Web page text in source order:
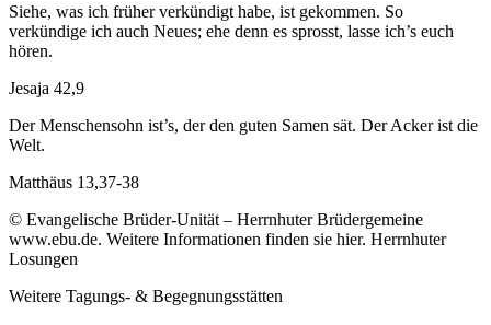
Siehe, was ich früher verkündigt habe, ist gekommen. So
verkündige ich auch Neues; ehe denn es sprosst, lasse ich’s euch
hören.
Jesaja 42,9
Der Menschensohn ist’s, der den guten Samen sät. Der Acker ist die
Welt.
Matthäus 13,37-38
© Evangelische Brüder-Unität – Herrnhuter Brüdergemeine
www.ebu.de. Weitere Informationen finden sie hier. Herrnhuter
Losungen
Weitere Tagungs- & Begegnungsstätten